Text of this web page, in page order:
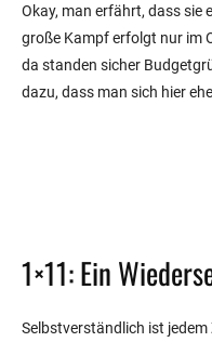
Okay, man erfährt, dass sie
große Kampf erfolgt nur im
da standen sicher
dazu, dass man sich hier
1×11: Ein
Selbstverständlich ist jedem